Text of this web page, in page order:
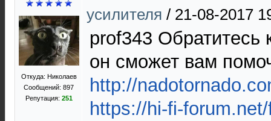
Откуда: Николаев
Сообщений: 897
Репутация: 251
усилителя / 21-08-2017
prof343
он сможет вам
http://
https://hi-fi-